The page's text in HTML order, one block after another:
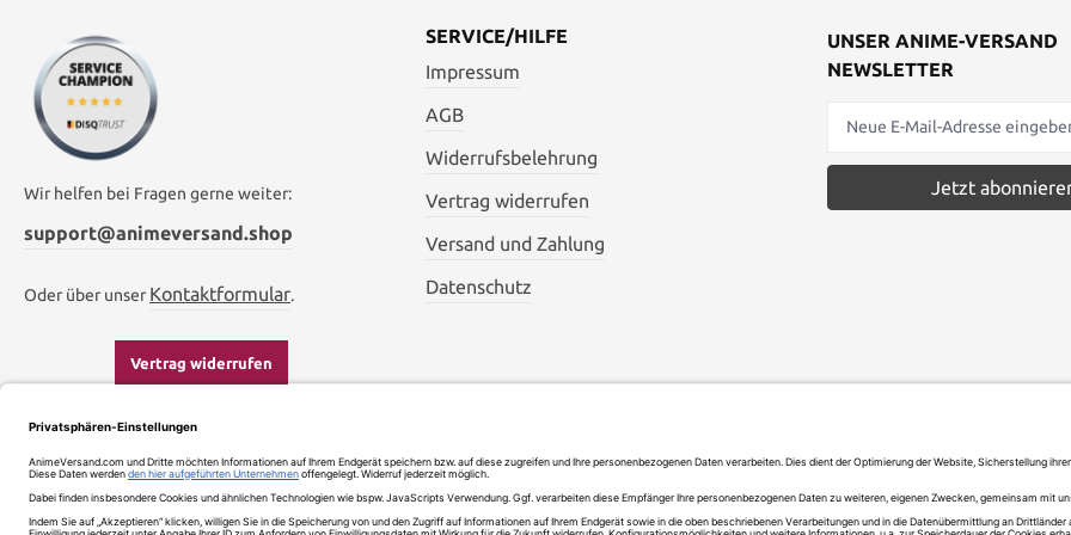
Wir helfen bei Fragen gerne weiter:
support@animeversand.shop
Oder über unser Kontaktformular.
Vertrag widerrufen
SERVICE/HILFE
Impressum
AGB
Widerrufsbelehrung
Vertrag widerrufen
Versand und Zahlung
Datenschutz
UNSER ANIME-VERSAND
NEWSLETTER
Jetzt